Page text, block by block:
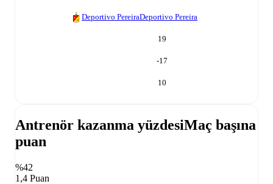
Deportivo PereiraDeportivo Pereira
19
-17
10
Antrenör kazanma yüzdesiMaç başına
puan
%42
1,4 Puan